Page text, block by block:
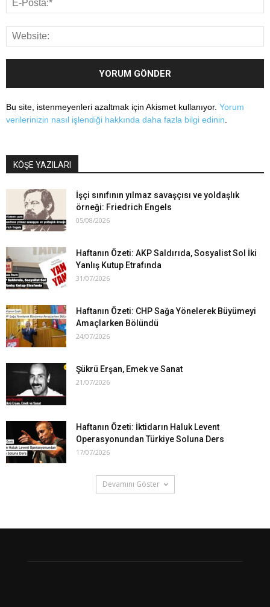
Bu site, istenmeyenleri azaltmak için Akismet kullanıyor. Yorum
verilerinizin nasıl işlendiği hakkında daha fazla bilgi edinin
KÖŞE YAZILARI
İşçi sınıfının yılmaz savaşçısı ve yoldaşlık
örneği: Friedrich Engels
05/08/2026
Haftanın Özeti: AKP Saldırıda, Sosyalist Sol İki
Yanlış Kutup Etrafında
31/07/2026
Haftanın Özeti: CHP Sağa Yönelerek Büyümeyi
Amaçlarken Bölündü
24/07/2026
Şükrü Erşan, Emek ve Sanat
21/07/2026
Haftanın Özeti: İktidarın Haluk Levent
Operasyonundan Türkiye Soluna Ders
17/07/2026
Devamını Göster